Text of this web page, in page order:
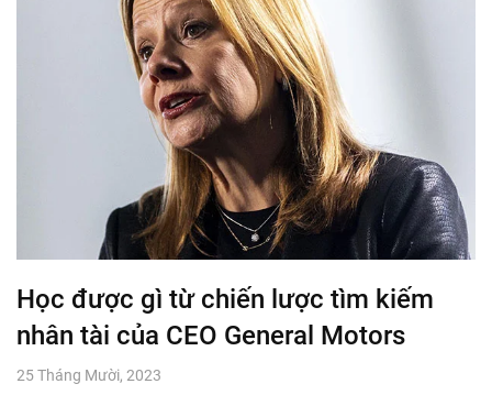
Học được gì từ chiến lược tìm kiếm
nhân tài của CEO General Motors
25 Tháng Mười, 2023